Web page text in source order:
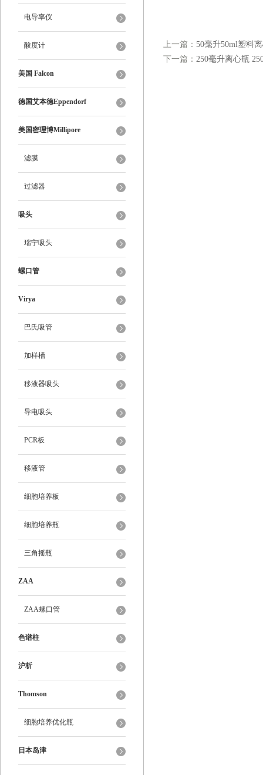
电导率仪
酸度计
美国 Falcon
德国艾本德Eppendorf
美国密理博Millipore
滤膜
过滤器
吸头
瑞宁吸头
螺口管
Virya
巴氏吸管
加样槽
移液器吸头
导电吸头
PCR板
移液管
细胞培养板
细胞培养瓶
三角摇瓶
ZAA
ZAA螺口管
色谱柱
沪析
Thomson
细胞培养优化瓶
日本岛津
上一篇： 50毫升50ml塑料
下一篇： 250毫升离心瓶